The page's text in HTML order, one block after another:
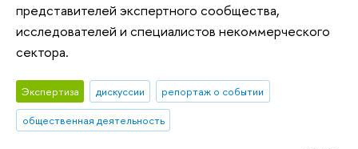
представителей экспертного сообщества,
исследователей и специалистов некоммерческого
сектора.
Экспертиза дискуссии
репортаж о событии
общественная деятельность